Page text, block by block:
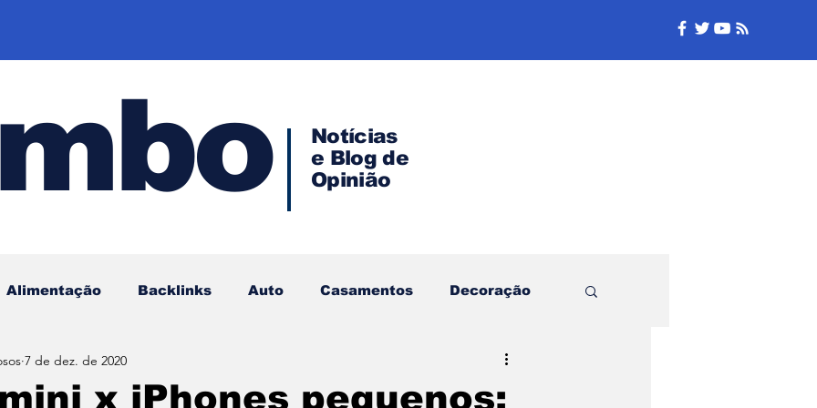
Notícias
e Blog de
Opinião
Alimentação Backlinks Auto Casamentos Decoração
Empreendedorismo
x iPhones pequenos:
7 de dez. de 2020